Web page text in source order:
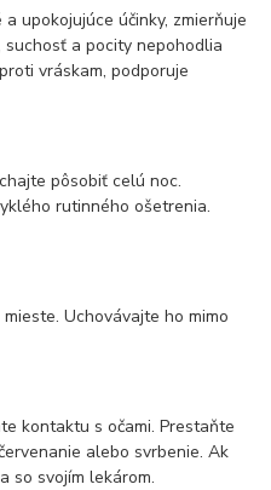
upokojujúce účinky, zmierňuje
suchosť a pocity nepohodlia
vráskam, podporuje
pôsobiť celú noc.
rutinného ošetrenia.
Uchovávajte ho mimo
kontaktu s očami. Prestaňte
alebo svrbenie. Ak
so svojím lekárom.